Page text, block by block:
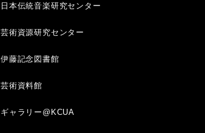
日本伝統音楽研究センター
芸術資源研究センター
伊藤記念図書館
芸術資料館
ギャラリー@KCUA